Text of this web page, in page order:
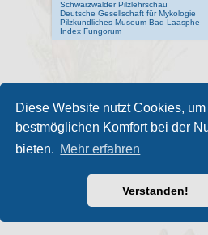
Diese Website nutzt Cookies,
bestmöglichen Komfort bei der
bieten. Mehr erfahren
Verstanden!
Schwarzwälder Pilzlehrschau
Deutsche Gesellschaft für Mykologie
Pilzkundliches Museum Bad Laasphe
Index Fungorum